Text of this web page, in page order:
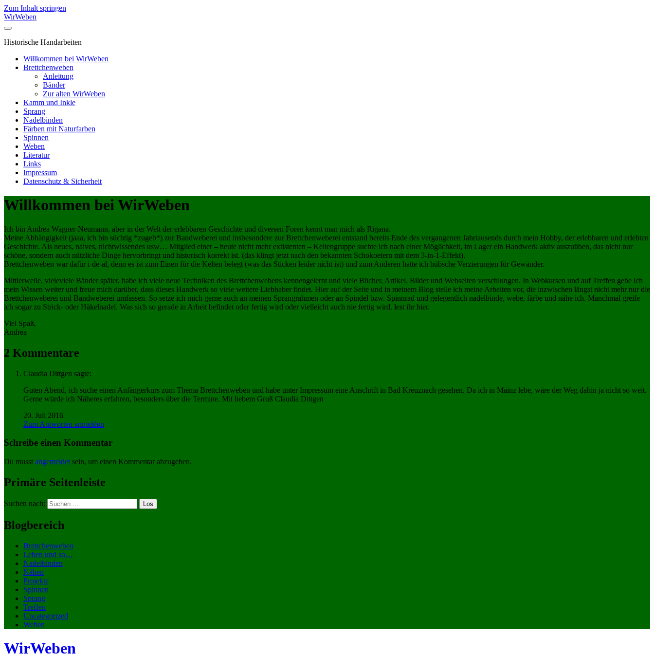
Zum Inhalt springen
WirWeben
Historische Handarbeiten
Willkommen bei WirWeben
Brettchenweben
Anleitung
Bänder
Zur alten WirWeben
Kamm und Inkle
Sprang
Nadelbinden
Färben mit Naturfarben
Spinnen
Weben
Literatur
Links
Impressum
Datenschutz & Sicherheit
Willkommen bei WirWeben
Ich bin Andrea Wagner-Neumann, aber in der Welt der erlebbaren Geschichte und diversen Foren kennt man mich als Rigana.
Meine Abhängigkeit (jaaa, ich bin süchtig *zugeb*) zur Bandweberei und insbesondere zur Brettchenweberei entstand bereits Ende des vergangenen Jahrtausends durch mein Hobby, der erlebbaren und erlebten
Geschichte. Als neues, naives, nichtwissendes usw… Mitglied einer – heute nicht mehr extistenten – Keltengruppe suchte ich nach einer Möglichkeit, im Lager ein Handwerk aktiv auszuüben, das nicht nur
schöne, sondern auch nützliche Dinge hervorbringt und historisch korrekt ist. (das klingt jetzt nach den bekannten Schokoeiern mit dem 3-in-1-Effekt).
Brettchenweben war dafür i-de-al, denn es ist zum Einen für die Kelten belegt (was das Sticken leider nicht ist) und zum Anderen hatte ich hübsche Verzierungen für Gewänder.
Mittlerweile, vieleviele Bänder später, habe ich viele neue Techniken des Brettchenwebens kennengelernt und viele Bücher, Artikel, Bilder und Webseiten verschlungen. In Webkursen und auf Treffen gebe ich
mein Wissen weiter und freue mich darüber, dass dieses Handwerk so viele weitere Liebhaber findet. Hier auf der Seite und in meinem Blog stelle ich meine Arbeiten vor, die inzwischen längst nicht mehr nur die
Brettchenweberei und Bandweberei umfassen. So setze ich mich gerne auch an meinen Sprangrahmen oder an Spindel bzw. Spinnrad und gelegentlich nadelbinde, webe, färbe und nähe ich. Manchmal greife
ich sogar zu Strick- oder Häkelnadel. Was sich so gerade in Arbeit befindet oder fertig wird oder vielleicht auch nie fertig wird, lest ihr hier.
Viel Spaß,
Andrea
2 Kommentare
Claudia Dittgen sagte:
Guten Abend, ich suche einen Anfängerkurs zum Thema Brettchenweben und habe unter Impressum eine Anschrift in Bad Kreuznach gesehen. Da ich in Mainz lebe, wäre der Weg dahin ja nicht so weit.
Gerne würde ich Näheres erfahren, besonders über die Termine. Mit liebem Gruß Claudia Dittgen
20. Juli 2016
Zum Antworten anmelden
Schreibe einen Kommentar
Du musst angemeldet sein, um einen Kommentar abzugeben.
Primäre Seitenleiste
Suchen nach:
Blogbereich
Brettchenweben
Leben und so…
Nadelbinden
Nähen
Projekte
Spinnen
Sprang
Treffen
Uncategorized
Weben
WirWeben